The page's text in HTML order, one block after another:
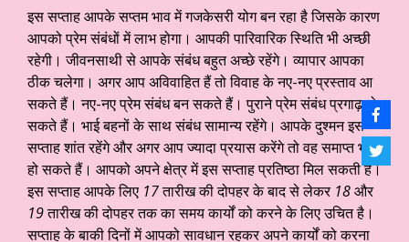
इस सप्ताह आपके सप्तम भाव में गजकेसरी योग बन रहा है जिसके कारण
आपको प्रेम संबंधों में लाभ होगा। आपकी पारिवारिक स्थिति भी अच्छी
रहेगी। जीवनसाथी से आपके संबंध बहुत अच्छे रहेंगे। व्यापार आपका
ठीक चलेगा। अगर आप अविवाहित हैं तो विवाह के नए-नए प्रस्ताव आ
सकते हैं। नए-नए प्रेम संबंध बन सकते हैं। पुराने प्रेम संबंध प्रगाढ़ हो
सकते हैं। भाई बहनों के साथ संबंध सामान्य रहेंगे। आपके दुश्मन इस
सप्ताह शांत रहेंगे और अगर आप ज्यादा प्रयास करेंगे तो वह समाप्त भी
हो सकते हैं। आपको अपने क्षेत्र में इस सप्ताह प्रतिष्ठा मिल सकती है।
इस सप्ताह आपके लिए 17तारीख की दोपहर के बाद से लेकर 18और
19तारीख की दोपहर तक का समय कार्यों को करने के लिए उचित है।
सप्ताह के बाकी दिनों में आपको सावधान रहकर अपने कार्यों को करना